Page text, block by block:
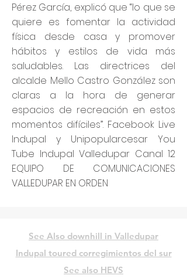
Pérez García, explicó que “lo que se
quiere es fomentar la actividad
física desde casa y promover
hábitos y estilos de vida más
saludables. Las directrices del
alcalde Mello Castro González son
claras a la hora de generar
espacios de recreación en estos
momentos difíciles”. Facebook Live
Indupal y Unipopularcesar You
Tube Indupal Valledupar Canal 12
EQUIPO DE COMUNICACIONES
VALLEDUPAR EN ORDEN
See Also downhill in Valledupar
Indupal toured corregimientos del sur
See also HEVS